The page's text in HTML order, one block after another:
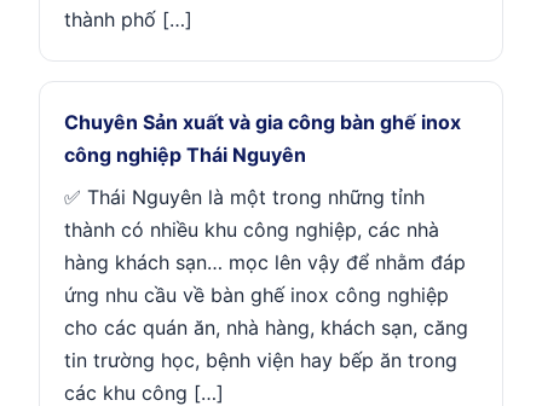
thành phố […]
Chuyên Sản xuất và gia công bàn ghế inox
công nghiệp Thái Nguyên
✅ Thái Nguyên là một trong những tỉnh
thành có nhiều khu công nghiệp, các nhà
hàng khách sạn… mọc lên vậy để nhằm đáp
ứng nhu cầu về bàn ghế inox công nghiệp
cho các quán ăn, nhà hàng, khách sạn, căng
tin trường học, bệnh viện hay bếp ăn trong
các khu công […]